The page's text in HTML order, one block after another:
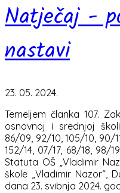
Natječaj -
nastavi
23. 05. 2024.
Temeljem članka 107.
osnovnoj i srednjoj
86/09, 92/10, 105/10, 90/
152/14, 07/17, 68/18, 98/
Statuta OŠ „Vladimir
škole „Vladimir Nazor“,
dana 23. svibnja 2024.